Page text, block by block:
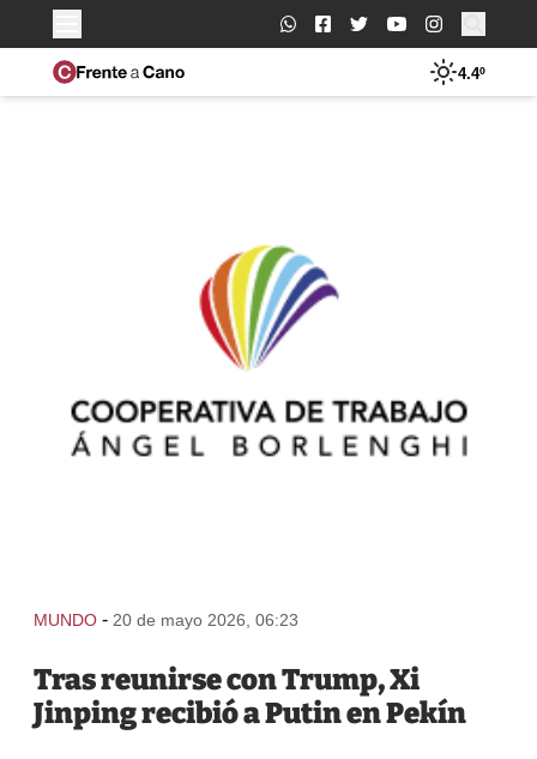
Buscar:
4.4º
MUNDO - 20 de mayo 2026, 06:23
Tras reunirse con Trump, Xi
Jinping recibió a Putin en Pekín